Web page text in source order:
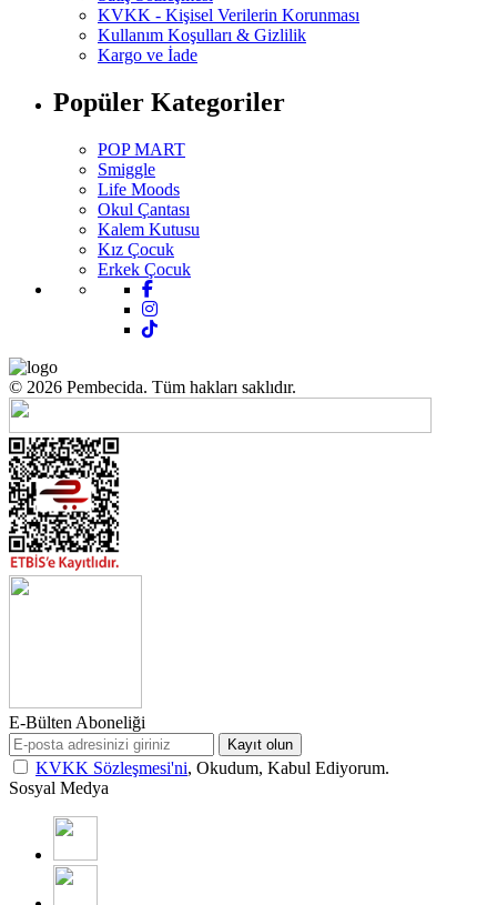
KVKK - Kişisel Verilerin Korunması
Kullanım Koşulları & Gizlilik
Kargo ve İade
Popüler Kategoriler
POP MART
Smiggle
Life Moods
Okul Çantası
Kalem Kutusu
Kız Çocuk
Erkek Çocuk
© 2026 Pembecida. Tüm hakları saklıdır.
E-Bülten Aboneliği
Kayıt olun
KVKK Sözleşmesi'ni, Okudum, Kabul Ediyorum.
Sosyal Medya